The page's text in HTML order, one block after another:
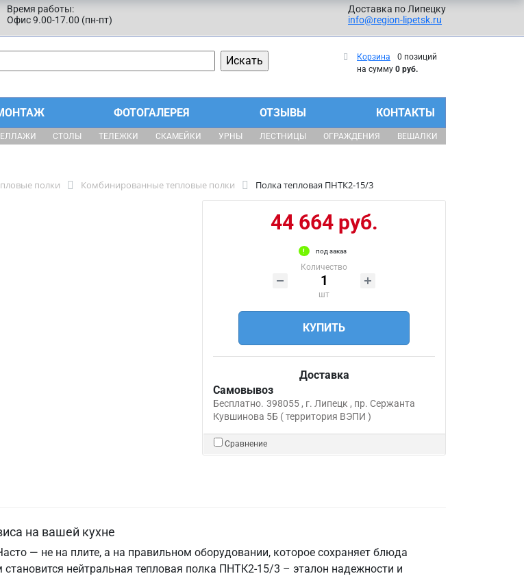
Время работы:
Офис 9.00-17.00 (пн-пт)
Доставка по Липецку
info@region-lipetsk.ru
Корзина
0 позиций
на сумму 0 руб.
ФОТОГАЛЕРЕЯ ОТЗЫВЫ КОНТАКТЫ
СТОЛЫ ТЕЛЕЖКИ СКАМЕЙКИ УРНЫ ЛЕСТНИЦЫ ОГРАЖДЕНИЯ ВЕШАЛКИ
полки Комбинированные тепловые полки Полка тепловая ПНТК2-15/3
44 664 руб.
под заказ
Количество
шт
КУПИТЬ
Доставка
Самовывоз
Бесплатно. 398055 , г. Липецк , пр. Сержанта
Кувшинова 5Б ( территория ВЭПИ )
Сравнение
на вашей кухне
— не на плите, а на правильном оборудовании, которое сохраняет блюда
нейтральная тепловая полка ПНТК2-15/3 – эталон надежности и